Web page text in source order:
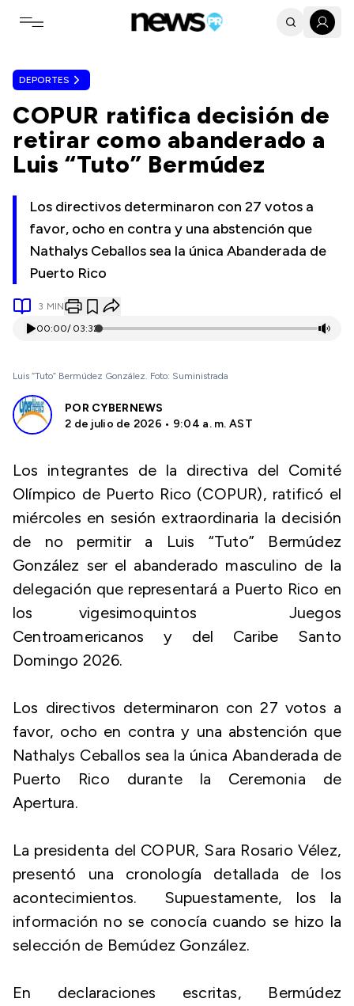
Toggle navigation menu
DEPORTES
COPUR ratifica decisión de
retirar como abanderado a
Luis “Tuto” Bermúdez
Los directivos determinaron con 27 votos a
favor, ocho en contra y una abstención que
Nathalys Ceballos sea la única Abanderada de
Puerto Rico
3 MIN
00:00/ 03:32
Luis “Tuto” Bermúdez González. Foto: Suministrada
POR CYBERNEWS
2 de julio de 2026 • 9:04 a. m. AST
Los integrantes de la directiva del Comité
Olímpico de Puerto Rico (COPUR), ratificó el
miércoles en sesión extraordinaria la decisión
de no permitir a Luis “Tuto” Bermúdez
González ser el abanderado masculino de la
delegación que representará a Puerto Rico en
los vigesimoquintos Juegos
Centroamericanos y del Caribe Santo
Domingo 2026.
Los directivos determinaron con 27 votos a
favor, ocho en contra y una abstención que
Nathalys Ceballos sea la única Abanderada de
Puerto Rico durante la Ceremonia de
Apertura.
La presidenta del COPUR, Sara Rosario Vélez,
presentó una cronología detallada de los
acontecimientos. Supuestamente, los la
información no se conocía cuando se hizo la
selección de Bemúdez González.
En declaraciones escritas, Bermúdez